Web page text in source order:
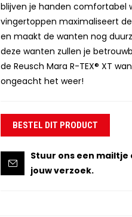
blijven je handen comfortabel
vingertoppen maximaliseert
en maakt de wanten nog
deze wanten zullen je
de Reusch Mara R-TEX® XT
ongeacht het weer!
BESTEL DIT PRODUCT
Stuur ons een mailtje
jouw verzoek.